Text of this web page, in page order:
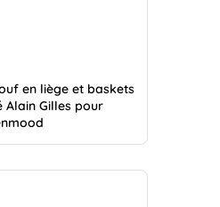
en liège et baskets
Alain Gilles pour